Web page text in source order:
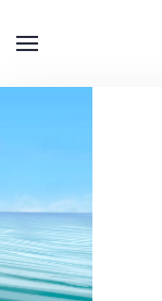
Accéder au